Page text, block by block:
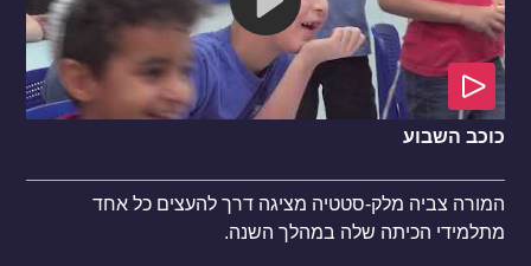
כוכב השבוע
המורה צביה מלק-סטטיה מציגה דרך להעצים כל אחד
מתלמידי הכיתה שלה במהלך השנה.